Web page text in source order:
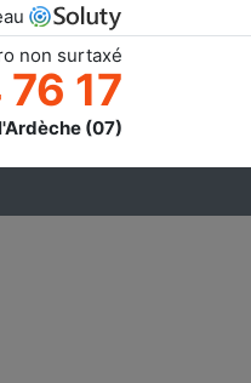
non surtaxé
17
(07)